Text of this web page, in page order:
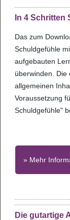
In 4 Schritten
Das zum
Schuldgefühle
aufgebauten
überwinden. Die
allgemeinen
Voraussetzung
Schuldgefühle"
» Mehr
Die gutartige